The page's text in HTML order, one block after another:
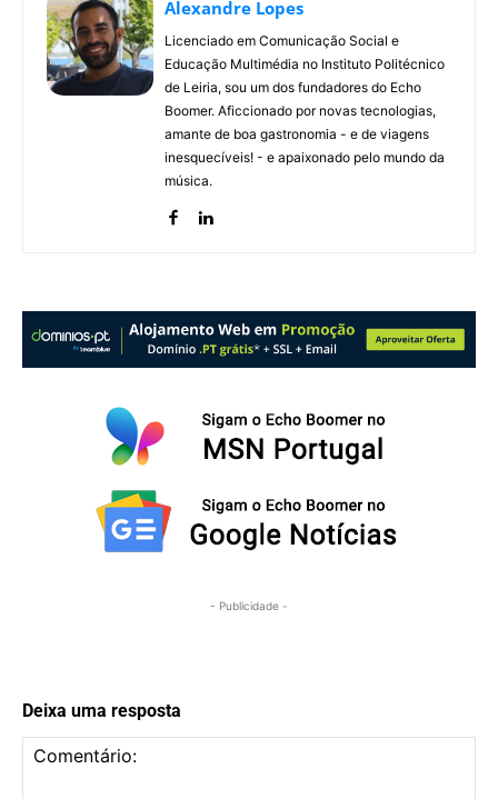
Alexandre Lopes
Licenciado em Comunicação Social e
Educação Multimédia no Instituto Politécnico
de Leiria, sou um dos fundadores do Echo
Boomer. Aficcionado por novas tecnologias,
amante de boa gastronomia - e de viagens
inesquecíveis! - e apaixonado pelo mundo da
música.
- Publicidade -
Deixa uma resposta